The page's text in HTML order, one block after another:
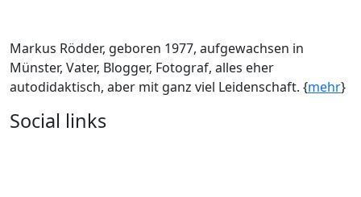
Markus Rödder, geboren 1977, aufgewachsen in
Münster, Vater, Blogger, Fotograf, alles eher
autodidaktisch, aber mit ganz viel Leidenschaft. {mehr}
Social links